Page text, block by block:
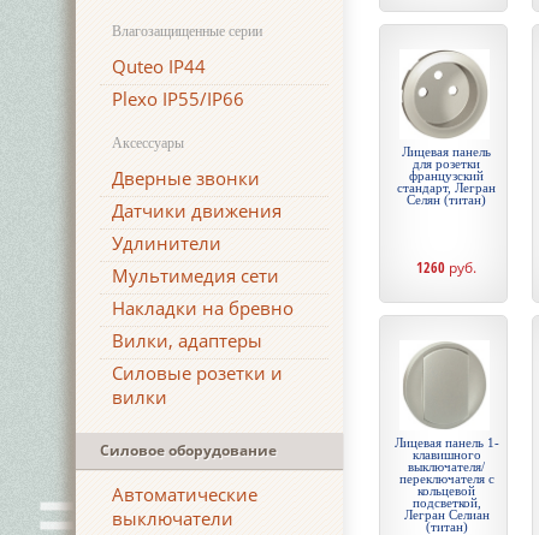
Влагозащищенные серии
Quteo IP44
Plexo IP55/IP66
Аксессуары
Дверные звонки
Датчики движения
Удлинители
Мультимедия сети
Накладки на бревно
Вилки, адаптеры
Силовые розетки и
вилки
Силовое оборудование
Автоматические
выключатели
Лицевая панель
для розетки
французский
стандарт, Легран
Селян (титан)
1260 руб.
Лицевая панель 1-
клавишного
выключателя/
переключателя с
кольцевой
подсветкой,
Легран Селиан
(титан)